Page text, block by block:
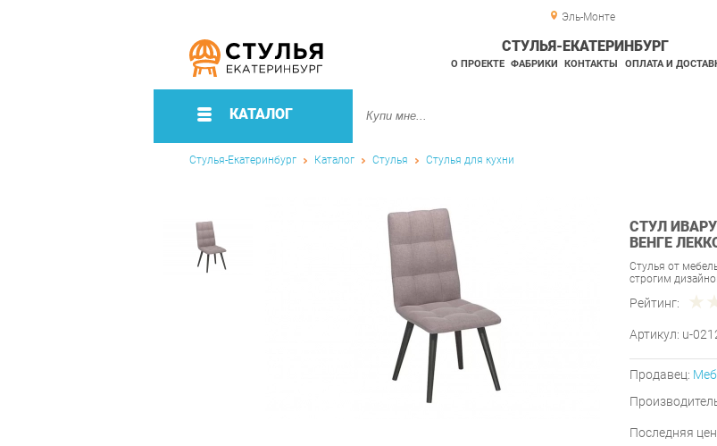
Эль-Монте
СТУЛЬЯ-ЕКАТЕРИНБУРГ
О ПРОЕКТЕ ФАБРИКИ КОНТАКТЫ ОПЛАТА И
КАТАЛОГ
Стулья-Екатеринбург Каталог Стулья Стулья для кухни
СТУЛ
ВЕНГЕ
Стулья от
строгим
Рейтинг:
Артикул: u-
Продавец:
Последняя